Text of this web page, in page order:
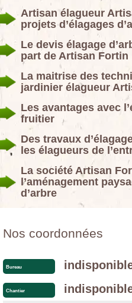
Artisan élagueur
projets d’élagages
Le devis élagage
part de Artisan Fortin
La maitrise des
jardinier élagueur
Les avantages avec
fruitier
Des travaux
les élagueurs de
La société Artisan
l’aménagement
d’arbre
Nos coordonnées
Bureau
Chantier